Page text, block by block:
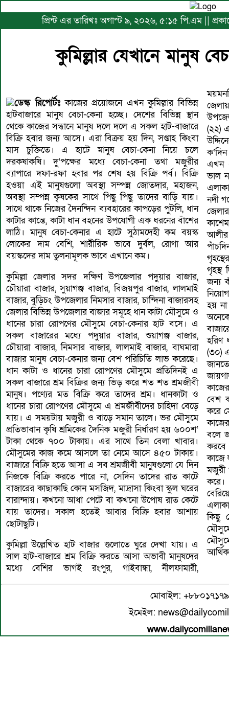
প্রিন্ট এর তারিখঃ অগাস্ট ৯, ২০২৬, ৫:১৫ পি.এম ||
কুমিল্লার যেখানে মানুষ
ডেস্ক রিপোর্টঃকাজের প্রয়োজনে এখন কুমিল্লার বিভিন্ন
হাটবাজারে মানুষ বেচা-কেনা হচ্ছে। দেশের বিভিন্ন স্থান
থেকে কাজের সন্ধানে মানুষ দলে দলে এ সকল হাট-বাজারে
বিক্রি হবার জন্য আসে। এরা বিক্রয় হয় দিন, সপ্তাহ কিংবা
মাস চুক্তিতে। এ হাটে মানুষ বেচা-কেনা নিয়ে চলে
দরকষাকষি। দু’পক্ষের মধ্যে বেচা-কেনা তথা মজুরীর
ব্যাপারে দফা-রফা হবার পর শেষ হয় বিক্রি পর্ব। বিক্রি
হওয়া এই মানুষগুলো অবস্থা সম্পন্ন জোতদার, মহাজন,
অবস্থা সম্পন্ন কৃষকের সাথে পিছু পিছু তাদের বাড়ি যায়।
সাথে থাকে নিজের দৈনন্দিন ব্যবহারের কাপড়ের পুটলি, ধান
কাটার কান্তে, কাটা ধান বহনের উপযোগী এক ধরনের বাঁশের
লাঠি। মানুষ বেচা-কেনার এ হাটে সুঠামদেহী কম বয়স্ক
লোকের দাম বেশি, শারীরিক ভাবে দুর্বল, রোগা আর
বয়স্কদের দাম তুলনামূলক ভাবে এখানে কম।
কুমিল্লা জেলার সদর দক্ষিণ উপজেলার পদুয়ার বাজার,
চৌয়ারা বাজার, সুয়াগঞ্জ বাজার, বিজয়পুর বাজার, লালমাই
বাজার, বুড়িচং উপজেলার নিমসার বাজার, চান্দিনা বাজারসহ
জেলার বিভিন্ন উপজেলার বাজার সমূহে ধান কাটা মৌসুমে ও
ধানের চারা রোপণের মৌসুমে বেচা-কেনার হাট বসে। এ
সকল বাজারের মধ্যে পদুয়ার বাজার, শুয়াগঞ্জ বাজার,
চৌয়ারা বাজার, নিমসার বাজার, লালমাই বাজার, বাঘমারা
বাজার মানুষ বেচা-কেনার জন্য বেশ পরিচিতি লাভ করেছে।
ধান কাটা ও ধানের চারা রোপণের মৌসুমে প্রতিদিনই এ
সকল বাজারে শ্রম বিক্রির জন্য ভিড় করে শত শত শ্রমজীবী
মানুষ। পণ্যের মত বিক্রি করে তাদের শ্রম। ধানকাটা ও
ধানের চারা রোপণের মৌসুমে এ শ্রমজীবীদের চাহিদা বেড়ে
যায়। এ সময়টায় মজুরী ও বাড়ে সমান তালে। ভর মৌসুমে
প্রতিভাবান কৃষি শ্রমিকের দৈনিক মজুরী নির্ধারণ হয় ৬০০শ‘
টাকা থেকে ৭০০ টাকায়। এর সাথে তিন বেলা খাবার।
মৌসুমের কাজ কমে আসলে তা নেমে আসে ৪৫০ টাকায়।
বাজারে বিক্রি হতে আসা এ সব শ্রমজীবী মানুষগুলো যে দিন
নিজকে বিক্রি করতে পারে না, সেদিন তাদের রাত কাটে
বাজারের কাছাকাছি কোন মসজিদ, মাদ্রাসা কিংবা স্কুল ঘরের
বারান্দায়। কখনো আধা পেটে বা কখনো উপোষ রাত কেটে
যায় তাদের। সকাল হতেই আবার বিক্রি হবার আশায়
ছোটাছুটি।
কুমিল্লা উল্লেখিত হাট বাজার গুলোতে ঘুরে দেখা যায়। এ
সাল হাট-বাজারে শ্রম বিক্রি করতে আসা অভাবী মানুষদের
মধ্যে বেশির ভাগই রংপুর, গাইবান্ধা, নীলফামারী,
(২২)
এখন
ভাল
নদী
গৃহস্থ
জন্য
হয়
হরিণ
(৩০)
বেশ
করে
বলে
করবে
কাজে
মজুরী
কিছু
মোবাইল:
ইমেইল: